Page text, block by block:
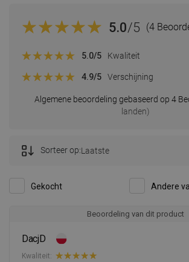
5.0/5 (4
Algemene beoordeling gebaseerd op 4
landen)
5.0/5 Kwaliteit
4.9/5 Verschijning
Gekocht Andere
Sorteer op:Laatste
Beoordeling van dit product
DacjD
Kwaliteit: